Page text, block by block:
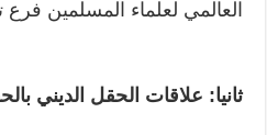
العالمي لعلماء المسلمين
ثانيا: علاقات الحقل الديني